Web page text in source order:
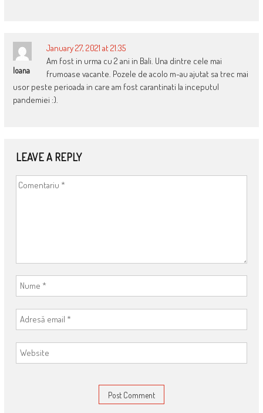
Ioana
January 27, 2021 at 21:35
Am fost in urma cu 2 ani in Bali. Una dintre cele mai
frumoase vacante. Pozele de acolo m-au ajutat sa trec mai
usor peste perioada in care am fost carantinati la inceputul
pandemiei :).
LEAVE A REPLY